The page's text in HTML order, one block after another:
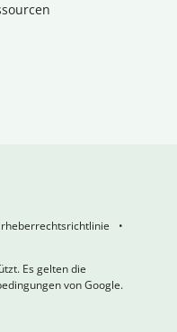
Es gelten die
von Google.